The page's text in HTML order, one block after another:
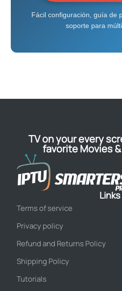
Fácil configuración, guía de
soporte para
TV on your every
favorite Movies
Links
Terms of service
Privacy policy
Refund and Returns Policy
Shipping Policy
Tutorials